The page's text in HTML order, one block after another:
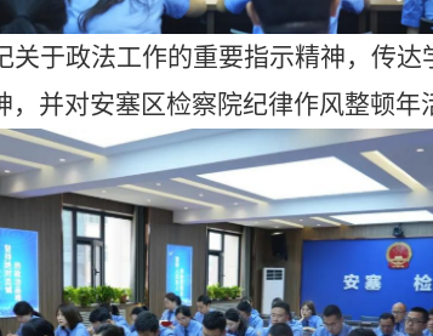
关于政法工作的重要指示精神，传
并对安塞区检察院纪律作风整顿年